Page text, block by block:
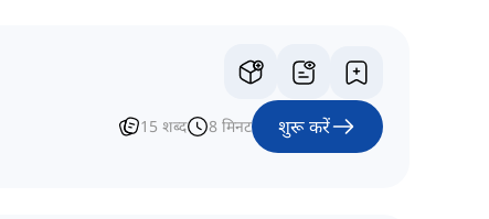
15 शब्द 8 मिनट शुरू करें